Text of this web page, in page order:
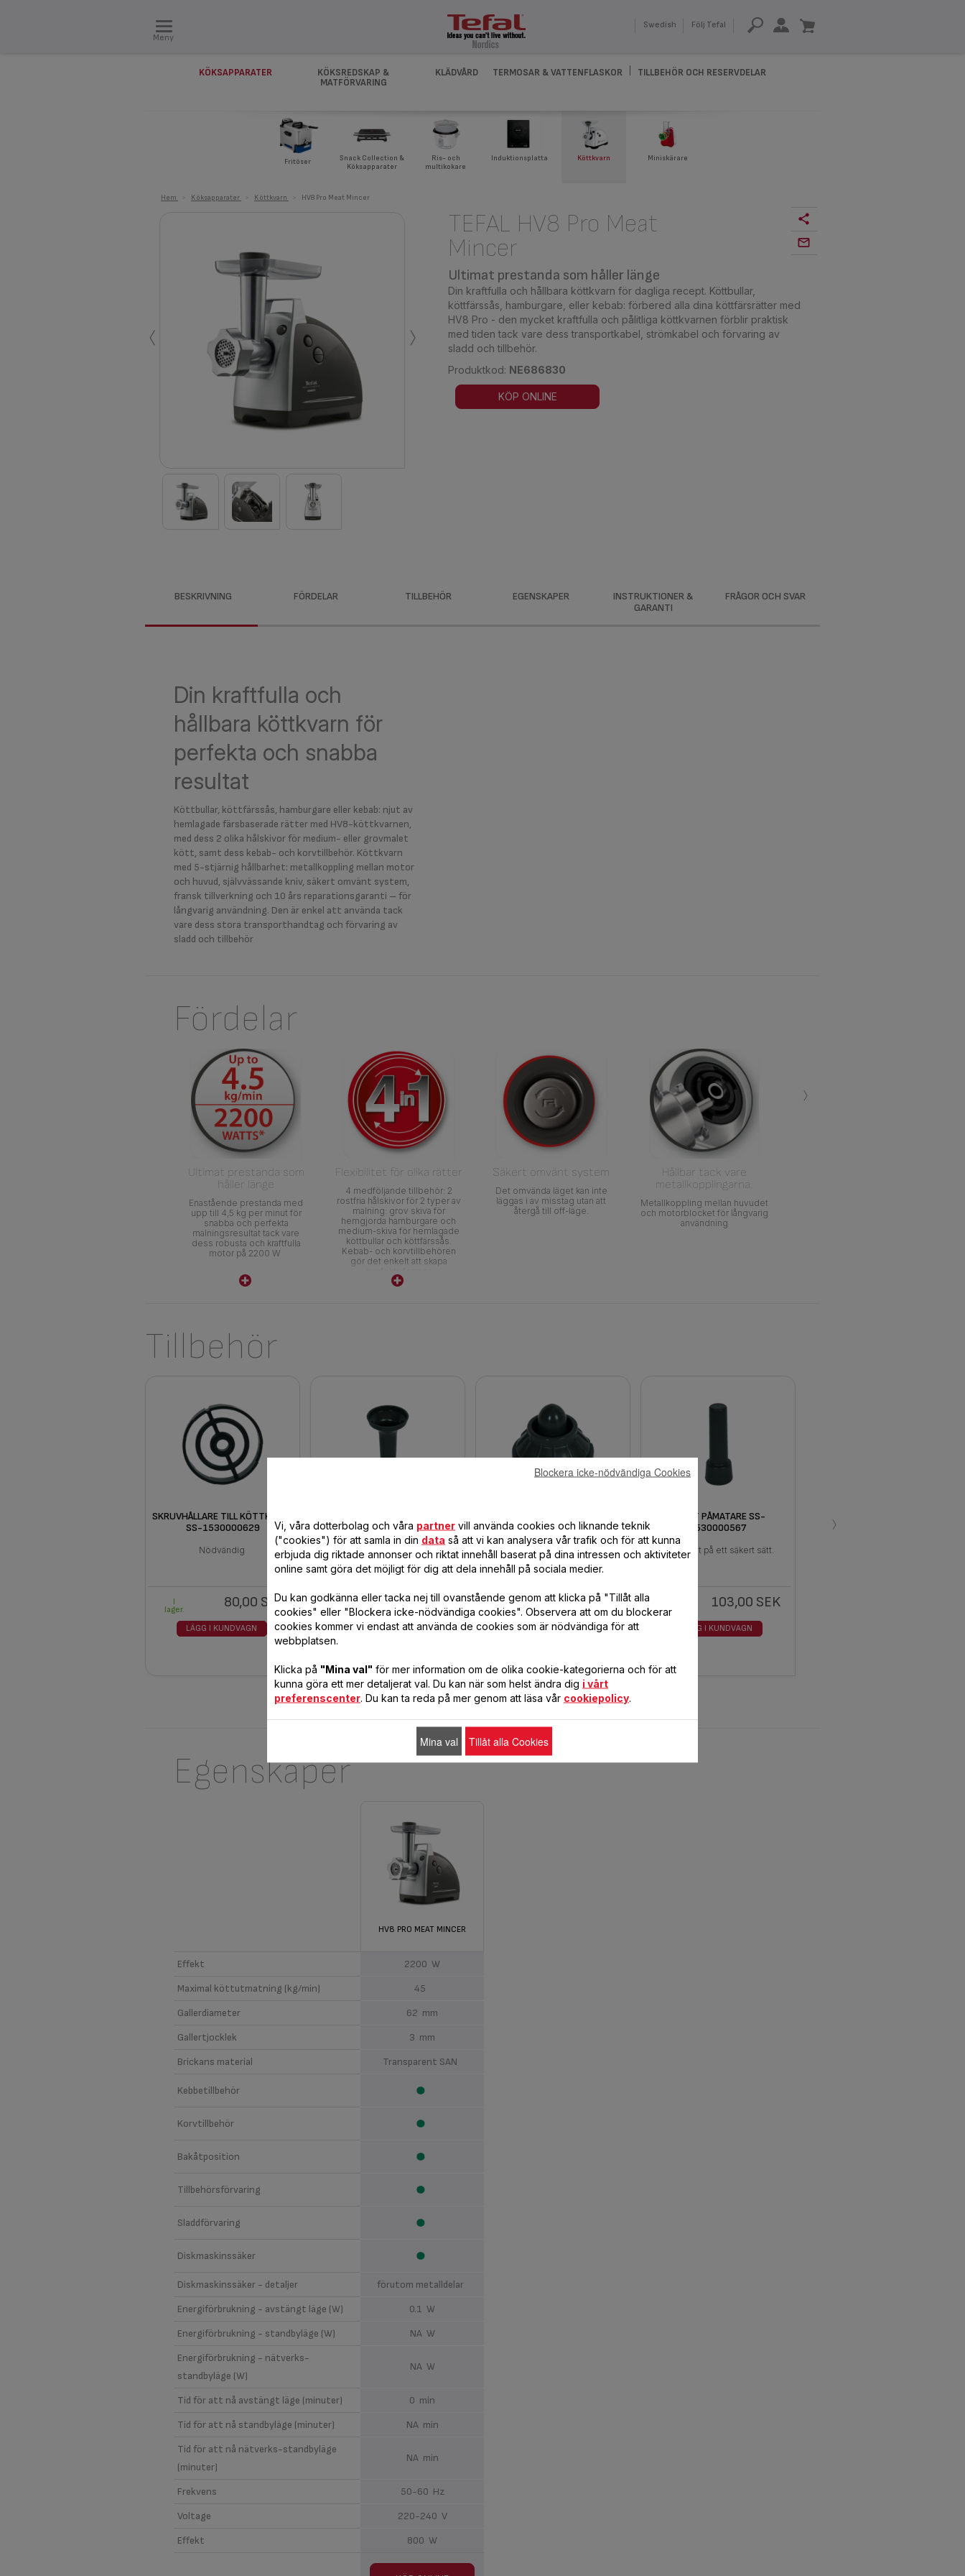
Meny
Swedish Följ Tefal
KÖKSAPPARATER
KÖKSREDSKAP &
MATFÖRVARING
KLÄDVÅRD TERMOSAR & VATTENFLASKOR TILLBEHÖR OCH RESERVDELAR
Fritöser
Snack Collection &
Köksapparater
Ris- och
multikokare
Induktionsplatta Köttkvarn Miniskärare
Hem Köksapparater Köttkvarn HV8 Pro Meat Mincer
‹ ›
TEFAL HV8 Pro Meat
Mincer
Ultimat prestanda som håller länge
Din kraftfulla och hållbara köttkvarn för dagliga recept. Köttbullar,
köttfärssås, hamburgare, eller kebab: förbered alla dina köttfärsrätter med
HV8 Pro - den mycket kraftfulla och pålitliga köttkvarnen förblir praktisk
med tiden tack vare dess transportkabel, strömkabel och förvaring av
sladd och tillbehör.
Produktkod: NE686830
KÖP ONLINE
BESKRIVNING FÖRDELAR TILLBEHÖR EGENSKAPER
INSTRUKTIONER &
GARANTI
FRÅGOR OCH SVAR
Din kraftfulla och
hållbara köttkvarn för
perfekta och snabba
resultat
Köttbullar, köttfärssås, hamburgare eller kebab: njut av
hemlagade färsbaserade rätter med HV8-köttkvarnen,
med dess 2 olika hålskivor för medium- eller grovmalet
kött, samt dess kebab- och korvtillbehör. Köttkvarn
med 5-stjärnig hållbarhet: metallkoppling mellan motor
och huvud, självvässande kniv, säkert omvänt system,
fransk tillverkning och 10 års reparationsgaranti – för
långvarig användning. Den är enkel att använda tack
vare dess stora transporthandtag och förvaring av
sladd och tillbehör
Fördelar
Ultimat prestanda som
håller länge
Enastående prestanda med
upp till 4,5 kg per minut för
snabba och perfekta
malningsresultat tack vare
dess robusta och kraftfulla
motor på 2200 W
Flexibilitet för olika rätter
4 medföljande tillbehör: 2
rostfria hålskivor för 2 typer av
malning: grov skiva för
hemgjorda hamburgare och
medium-skiva för hemlagade
köttbullar och köttfärssås.
Kebab- och korvtillbehören
gör det enkelt att skapa
Säkert omvänt system
Det omvända läget kan inte
läggas i av misstag utan att
återgå till off-läge.
Hållbar tack vare
metallkopplingarna.
Metallkoppling mellan huvudet
och motorblocket för långvarig
användning
›
Tillbehör
SKRUVHÅLLARE TILL KÖTTKVARN
SS-1530000629
Nödvändig
80,00 SEK
I
lager.
LÄGG I KUNDVAGN
För läckra hemgjorda
merguez och chipolatas.
69,00 SEK
I
lager.
LÄGG I KUNDVAGN
1530000568
För nya smaker
80,00 SEK
I
lager.
LÄGG I KUNDVAGN
SVART PÅMATARE SS-
1530000567
Hacka mat på ett säkert sätt.
103,00 SEK
lager.
LÄGG I KUNDVAGN
›
Egenskaper
HV8 PRO MEAT MINCER
Effekt
2200 W
Maximal köttutmatning (kg/min)
45
Gallerdiameter
62 mm
Gallertjocklek
3 mm
Brickans material
Transparent SAN
Kebbetillbehör
Korvtillbehör
Bakåtposition
Tillbehörsförvaring
Sladdförvaring
Diskmaskinssäker
Diskmaskinssäker - detaljer
förutom metalldelar
Energiförbrukning - avstängt läge (W)
0.1 W
Energiförbrukning - standbyläge (W)
NA W
Energiförbrukning - nätverks-
standbyläge (W)
NA W
Tid för att nå avstängt läge (minuter)
0 min
Tid för att nå standbyläge (minuter)
NA min
Tid för att nå nätverks-standbyläge
(minuter)
NA min
Frekvens
50-60 Hz
Voltage
220-240 V
Effekt
800 W
Vi, våra dotterbolag och våra partner vill använda cookies och liknande teknik
("cookies") för att samla in din data så att vi kan analysera vår trafik och för att kunna
erbjuda dig riktade annonser och riktat innehåll baserat på dina intressen och aktiviteter
online samt göra det möjligt för dig att dela innehåll på sociala medier.
Du kan godkänna eller tacka nej till ovanstående genom att klicka på "Tillåt alla
cookies" eller "Blockera icke-nödvändiga cookies". Observera att om du blockerar
cookies kommer vi endast att använda de cookies som är nödvändiga för att
webbplatsen.
Klicka på "Mina val" för mer information om de olika cookie-kategorierna och för att
kunna göra ett mer detaljerat val. Du kan när som helst ändra dig i vårt
preferenscenter. Du kan ta reda på mer genom att läsa vår cookiepolicy.
Blockera icke-nödvändiga Cookies
Mina val Tillåt alla Cookies